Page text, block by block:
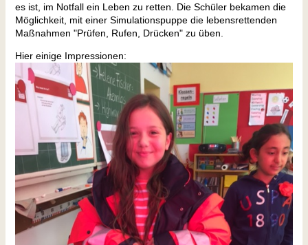
es ist, im Notfall ein Leben zu retten. Die Schüler bekamen die
Möglichkeit, mit einer Simulationspuppe die lebensrettenden
Maßnahmen "Prüfen, Rufen, Drücken" zu üben.
Hier einige Impressionen: